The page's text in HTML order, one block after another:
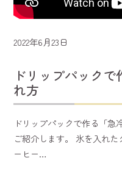
2022年6月23日
ドリップパック
れ方
ドリップパックで作る「
ご紹介します。 氷を入れ
ーヒー…